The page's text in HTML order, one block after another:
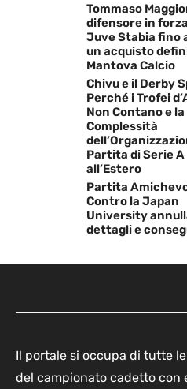
Tommaso
difensore in
Juve Stabia fino
un acquisto
Mantova Calcio
Chivu e il Derby
Perché i Trofei
Non Contano e la
Complessità
Partita di Serie A
all’Estero
Partita
Contro la Japan
University
dettagli e
Il portale si occupa di tutte
del campionato cadetto con